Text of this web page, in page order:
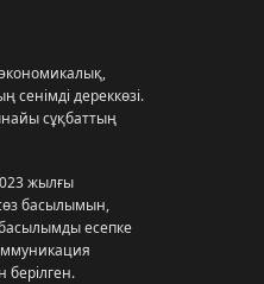
экономикалық,
дереккөзі.
сұқбаттың
жылғы
басылымын,
басылымды есепке
берілген.